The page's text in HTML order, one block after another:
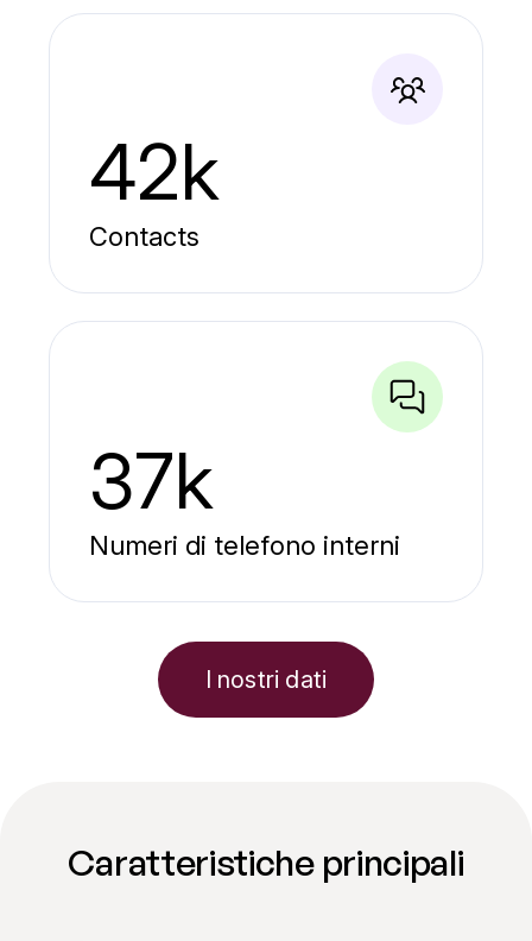
42k
Contacts
37k
Numeri di telefono interni
I nostri dati
Caratteristiche principali